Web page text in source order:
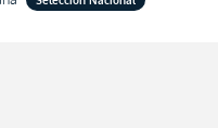
Ecuador